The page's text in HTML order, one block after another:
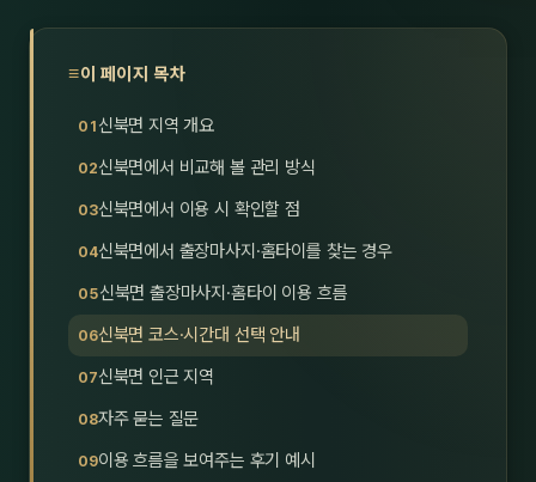
충북
이 페이지 목차
신북면 지역 개요
신북면에서 비교해 볼 관리 방식
신북면에서 이용 시 확인할 점
신북면에서 출장마사지·홈타이를 찾는 경우
신북면 출장마사지·홈타이 이용 흐름
신북면 코스·시간대 선택 안내
신북면 인근 지역
자주 묻는 질문
이용 흐름을 보여주는 후기 예시